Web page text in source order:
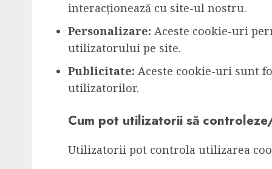
interacționează cu site-ul nostru.
Personalizare: Aceste cookie-uri
utilizatorului pe site.
Publicitate: Aceste cookie-uri sunt
utilizatorilor.
Cum pot utilizatorii să
Utilizatorii pot controla utilizarea